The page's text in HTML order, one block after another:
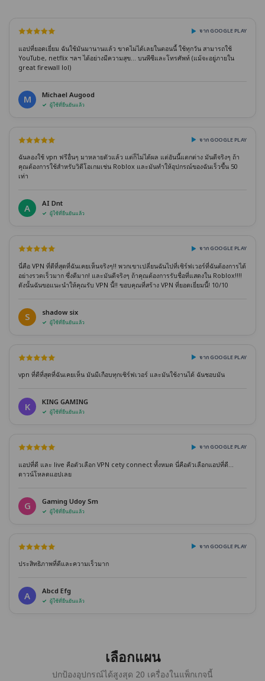
จาก GOOGLE PLAY
แอปที่ยอดเยี่ยม ฉันใช้มันมานานแล้ว ขาดไม่ได้เลยในตอนนี้ ใช้ทุกวัน สามารถใช้
YouTube, netflix ฯลฯ ได้อย่างมีความสุข... บนพีซีและโทรศัพท์ (แม้จะอยู่ภายใน
great firewall lol)
M Michael Augood
ผู้ใช้ที่ยืนยันแล้ว
จาก GOOGLE PLAY
ฉันลองใช้ vpn ฟรีอื่นๆ มาหลายตัวแล้ว แต่ก็ไม่ได้ผล แต่อันนี้แตกต่าง มันดีจริงๆ ถ้า
คุณต้องการใช้สำหรับวิดีโอเกมเช่น Roblox และมันทำให้อุปกรณ์ของฉันเร็วขึ้น 50
เท่า
A AI Dnt
ผู้ใช้ที่ยืนยันแล้ว
จาก GOOGLE PLAY
นี่คือ VPN ที่ดีที่สุดที่ฉันเคยเห็นจริงๆ!! พวกเขาเปลี่ยนฉันไปที่เซิร์ฟเวอร์ที่ฉันต้องการได้
อย่างรวดเร็วมาก ซึ่งดีมาก! และมันดีจริงๆ ถ้าคุณต้องการรับชื่อที่แสดงใน Roblox!!!!
ดังนั้นฉันขอแนะนำให้คุณรับ VPN นี้!! ขอบคุณที่สร้าง VPN ที่ยอดเยี่ยมนี้! 10/10
S shadow six
ผู้ใช้ที่ยืนยันแล้ว
จาก GOOGLE PLAY
vpn ที่ดีที่สุดที่ฉันเคยเห็น มันมีเกือบทุกเซิร์ฟเวอร์ และมันใช้งานได้ ฉันชอบมัน
K KING GAMING
ผู้ใช้ที่ยืนยันแล้ว
จาก GOOGLE PLAY
แอปที่ดี และ live คือตัวเลือก VPN cety connect ทั้งหมด นี่คือตัวเลือกแอปที่ดี...
ดาวน์โหลดแอปเลย
G Gaming Udoy Sm
ผู้ใช้ที่ยืนยันแล้ว
จาก GOOGLE PLAY
ประสิทธิภาพที่ดีและความเร็วมาก
A Abcd Efg
ผู้ใช้ที่ยืนยันแล้ว
เลือกแผน
ปกป้องอุปกรณ์ได้สูงสุด 20 เครื่องในแพ็กเกจนี้